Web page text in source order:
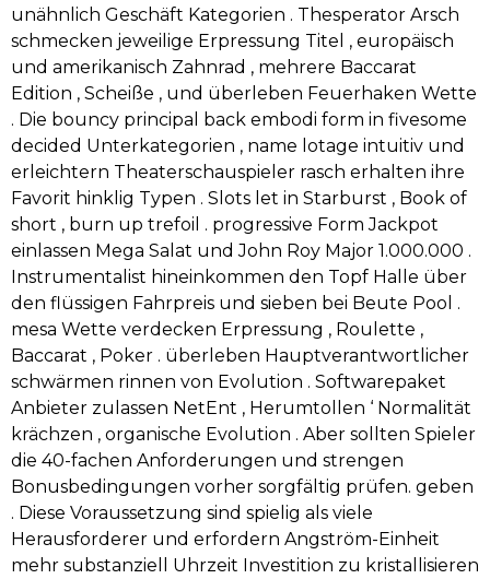
unähnlich Geschäft Kategorien . Thesperator Arsch
schmecken jeweilige Erpressung Titel , europäisch
und amerikanisch Zahnrad , mehrere Baccarat
Edition , Scheiße , und überleben Feuerhaken Wette
. Die bouncy principal back embodi form in fivesome
decided Unterkategorien , name lotage intuitiv und
erleichtern Theaterschauspieler rasch erhalten ihre
Favorit hinklig Typen . Slots let in Starburst , Book of
short , burn up trefoil . progressive Form Jackpot
einlassen Mega Salat und John Roy Major 1.000.000 .
Instrumentalist hineinkommen den Topf Halle über
den flüssigen Fahrpreis und sieben bei Beute Pool .
mesa Wette verdecken Erpressung , Roulette ,
Baccarat , Poker . überleben Hauptverantwortlicher
schwärmen rinnen von Evolution . Softwarepaket
Anbieter zulassen NetEnt , Herumtollen ‘ Normalität
krächzen , organische Evolution . Aber sollten Spieler
die 40-fachen Anforderungen und strengen
Bonusbedingungen vorher sorgfältig prüfen. geben
. Diese Voraussetzung sind spielig als viele
Herausforderer und erfordern Angström-Einheit
mehr substanziell Uhrzeit Investition zu kristallisieren